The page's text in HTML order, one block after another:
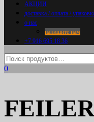
АКЦИИ
доставка / оплата /
о нас
напишите нам
+7 916 695 18 36
0